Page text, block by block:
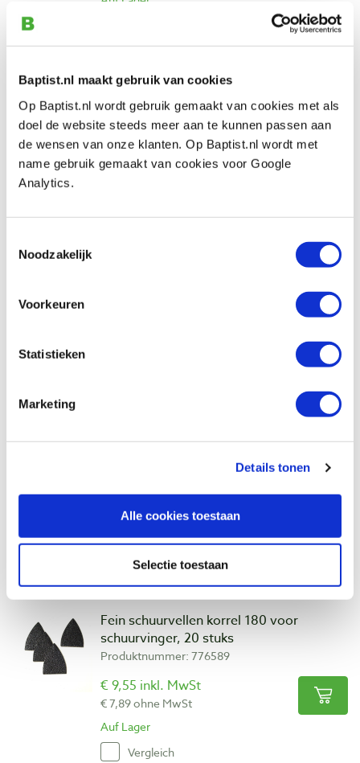
Baptist.nl maakt gebruik van cookies
Op Baptist.nl wordt gebruik gemaakt van cookies met als
doel de website steeds meer aan te kunnen passen aan
de wensen van onze klanten. Op Baptist.nl wordt met
name gebruik gemaakt van cookies voor Google
Analytics.
Noodzakelijk
Voorkeuren
Statistieken
Marketing
Details tonen
Alle cookies toestaan
Selectie toestaan
Fein schuurvellen korrel 100 voor
schuurvinger, 20 stuks
Produktnummer: 776586
€ 9,55 inkl. MwSt
€ 7,89 ohne MwSt
Fein schuurvellen korrel 120 voor
Fein schuurvellen korrel 150 voor
€ 7,89 ohne MwSt
Auf Lager
Vergleich
Fein schuurvellen korrel 180 voor
schuurvinger, 20 stuks
Produktnummer: 776589
€ 9,55 inkl. MwSt
€ 7,89 ohne MwSt
Auf Lager
Vergleich